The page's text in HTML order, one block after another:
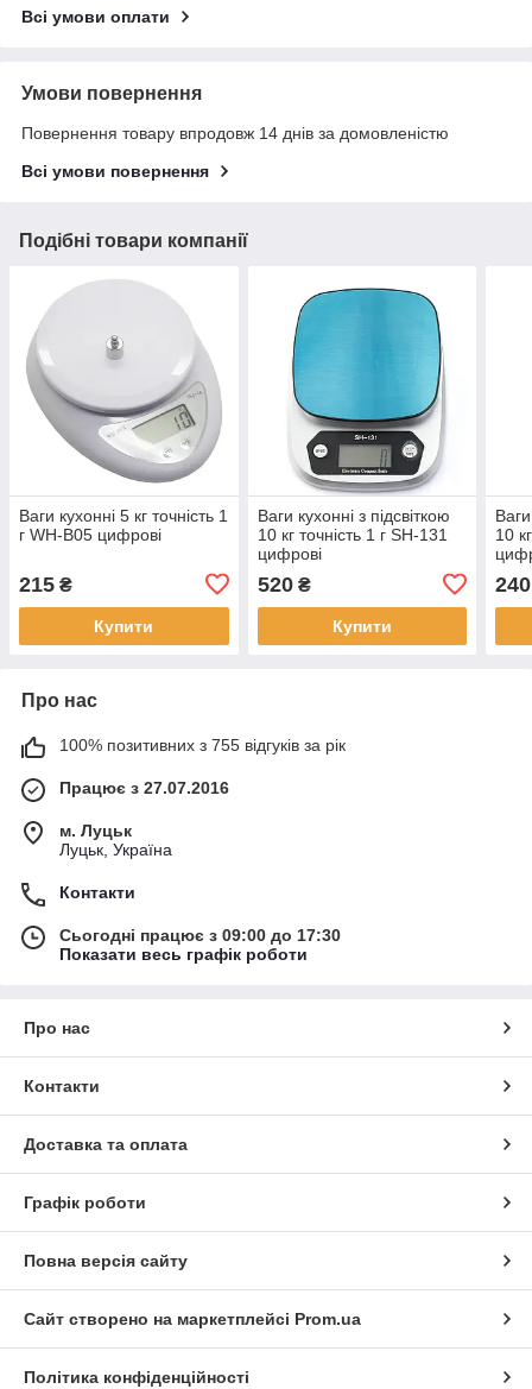
Всі умови оплати
Умови повернення
Повернення товару впродовж 14 днів за домовленістю
Всі умови повернення
Подібні товари компанії
Ваги кухонні 5 кг точність 1
г WH-B05 цифрові
215 ₴
Купити
Ваги кухонні з підсвіткою
10 кг точність 1 г SH-131
цифрові
520₴
Купити
10
240
Про нас
100% позитивних з 755 відгуків за рік
Працює з 27.07.2016
м. Луцьк
Луцьк, Україна
Контакти
Сьогодні працює з 09:00 до 17:30
Показати весь графік роботи
Про нас
Контакти
Доставка та оплата
Графік роботи
Повна версія сайту
Сайт створено на маркетплейсі Prom.ua
Політика конфіденційності